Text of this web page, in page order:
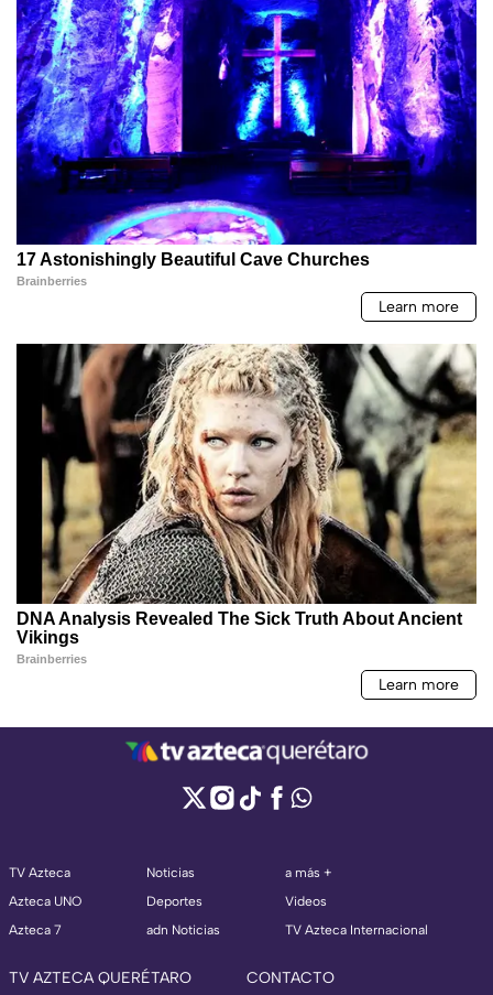
TV Azteca
Azteca UNO
Azteca 7
Noticias
Deportes
adn Noticias
a más +
Videos
TV Azteca Internacional
TV AZTECA QUERÉTARO CONTACTO